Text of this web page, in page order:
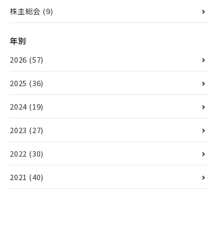
株主総会 (9)
年別
2026 (57)
2025 (36)
2024 (19)
2023 (27)
2022 (30)
2021 (40)